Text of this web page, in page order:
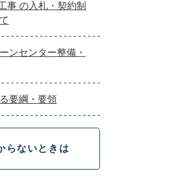
事 の入札・契約制
ンセンター整備・
要綱・要領
らないときは